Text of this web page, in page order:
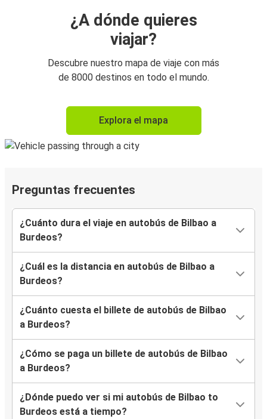
¿A dónde quieres
viajar?
Descubre nuestro mapa de viaje con más
de 8000 destinos en todo el mundo.
Explora el mapa
Preguntas frecuentes
¿Cuánto dura el viaje en autobús de Bilbao a
Burdeos?
¿Cuál es la distancia en autobús de Bilbao a
Burdeos?
¿Cuánto cuesta el billete de autobús de Bilbao
a Burdeos?
¿Cómo se paga un billete de autobús de Bilbao
a Burdeos?
¿Dónde puedo ver si mi autobús de Bilbao to
Burdeos está a tiempo?